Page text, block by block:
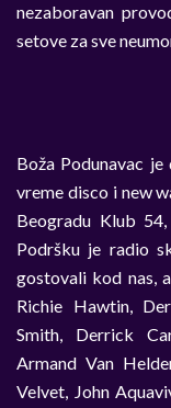
nezaboravan
setove za sve
Boža Podunavac
vreme disco i new
Beogradu Klub
Podršku je radio
gostovali kod nas,
Richie Hawtin,
Smith, Derrick
Armand Van
Velvet, John